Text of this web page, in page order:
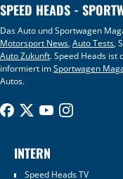
SPEED HEADS -
Das Auto und Sportwagen
Motorsport News,Auto Tests,
Auto Zukunft. Speed Heads ist
informiert imSportwagen
Autos.
INTERN
Speed Heads TV